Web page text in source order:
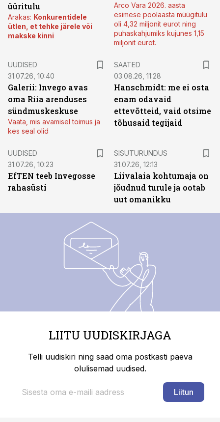
üüritulu
Arakas: Konkurentidele
ütlen, et tehke järele või
makske kinni
Arco Vara 2026. aasta
esimese poolaasta müügitulu
oli 4,32 miljonit eurot ning
puhaskahjumiks kujunes 1,15
miljonit eurot.
UUDISED
31.07.26, 10:40
Galerii: Invego avas
oma Riia arenduses
sündmuskeskuse
Vaata, mis avamisel toimus ja
kes seal olid
SAATED
03.08.26, 11:28
Hanschmidt: me ei osta
enam odavaid
ettevõtteid, vaid otsime
tõhusaid tegijaid
UUDISED
31.07.26, 10:23
EfTEN teeb Invegosse
rahasüsti
SISUTURUNDUS
31.07.26, 12:13
Liivalaia kohtumaja on
jõudnud turule ja ootab
uut omanikku
LIITU UUDISKIRJAGA
Telli uudiskiri ning saad oma postkasti päeva
olulisemad uudised.
Liitun